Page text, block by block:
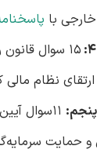
با
15 سوال
نظام مالی
11سوال
حمایت